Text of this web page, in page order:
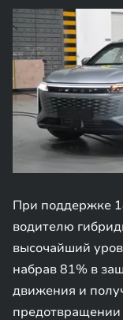
При поддержке
водителю
высочайший
набрав 81% в
движения и